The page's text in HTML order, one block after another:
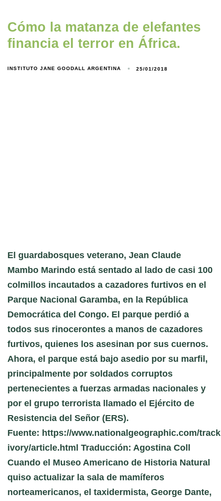
Cómo la matanza de elefantes
financia el terror en África.
INSTITUTO JANE GOODALL ARGENTINA 25/01/2018
El guardabosques veterano, Jean Claude
Mambo Marindo está sentado al lado de casi 100
colmillos incautados a cazadores furtivos en el
Parque Nacional Garamba, en la República
Democrática del Congo. El parque perdió a
todos sus rinocerontes a manos de cazadores
furtivos, quienes los asesinan por sus cuernos.
Ahora, el parque está bajo asedio por su marfil,
principalmente por soldados corruptos
pertenecientes a fuerzas armadas nacionales y
por el grupo terrorista llamado el Ejército de
Resistencia del Señor (ERS).
Fuente: https://www.nationalgeographic.com/
ivory/article.html Traducción: Agostina Coll
Cuando el Museo Americano de Historia Natural
quiso actualizar la sala de mamíferos
norteamericanos, el taxidermista, George Dante,